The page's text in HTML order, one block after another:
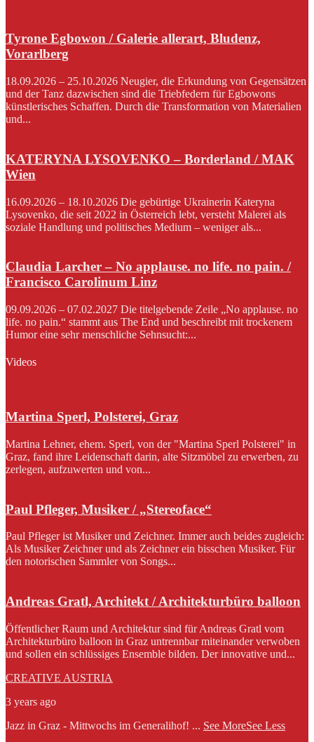
Tyrone Egbowon / Galerie allerart, Bludenz,
Vorarlberg
18.09.2026 – 25.10.2026 Neugier, die Erkundung von Gegensätzen
und der Tanz dazwischen sind die Triebfedern für Egbowons
künstlerisches Schaffen. Durch die Transformation von Materialien
und...
KATERYNA LYSOVENKO – Borderland / MAK
Wien
16.09.2026 – 18.10.2026 Die gebürtige Ukrainerin Kateryna
Lysovenko, die seit 2022 in Österreich lebt, versteht Malerei als
soziale Handlung und politisches Medium – weniger als...
Claudia Larcher – No applause. no life. no pain. /
Francisco Carolinum Linz
09.09.2026 – 07.02.2027 Die titelgebende Zeile „No applause. no
life. no pain.“ stammt aus The End und beschreibt mit trockenem
Humor eine sehr menschliche Sehnsucht:...
Videos
Martina Sperl, Polsterei, Graz
Martina Lehner, ehem. Sperl, von der "Martina Sperl Polsterei" in
Graz, fand ihre Leidenschaft darin, alte Sitzmöbel zu erwerben, zu
zerlegen, aufzuwerten und von...
Paul Pfleger, Musiker / „Stereoface“
Paul Pfleger ist Musiker und Zeichner. Immer auch beides zugleich:
Als Musiker Zeichner und als Zeichner ein bisschen Musiker. Für
den notorischen Sammler von Songs...
Andreas Gratl, Architekt / Architekturbüro balloon
Öffentlicher Raum und Architektur sind für Andreas Gratl vom
Architekturbüro balloon in Graz untrennbar miteinander verwoben
und sollen ein schlüssiges Ensemble bilden. Der innovative und...
CREATIVE AUSTRIA
3 years ago
Jazz in Graz - Mittwochs im Generalihof! ... See MoreSee Less